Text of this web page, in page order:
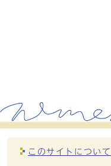
このサイトについて